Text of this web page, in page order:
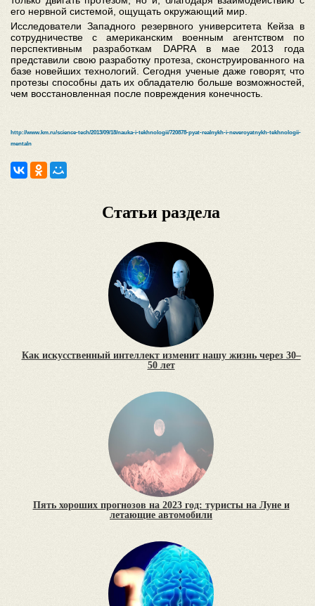
его нервной системой, ощущать окружающий мир.
Исследователи Западного резервного университета Кейза в
сотрудничестве с американским военным агентством по
перспективным разработкам DAPRA в мае 2013 года
представили свою разработку протеза, сконструированного на
базе новейших технологий. Сегодня ученые даже говорят, что
протезы способны дать их обладателю больше возможностей,
чем восстановленная после повреждения конечность.
http://www.km.ru/science-tech/2013/09/18/nauka-i-tekhnologii/720878-pyat-realnykh-i-neveroyatnykh-tekhnologii-
mentaln
Статьи раздела
Как искусственный интеллект изменит нашу жизнь через 30–
50 лет
Пять хороших прогнозов на 2023 год: туристы на Луне и
летающие автомобили